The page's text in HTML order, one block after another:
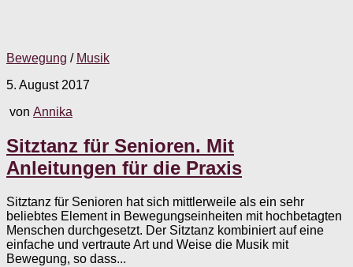
Bewegung / Musik
5. August 2017
von Annika
Sitztanz für Senioren. Mit
Anleitungen für die Praxis
Sitztanz für Senioren hat sich mittlerweile als ein sehr
beliebtes Element in Bewegungseinheiten mit hochbetagten
Menschen durchgesetzt. Der Sitztanz kombiniert auf eine
einfache und vertraute Art und Weise die Musik mit
Bewegung, so dass...